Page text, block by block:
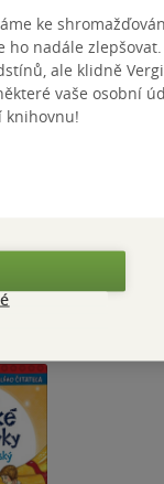
Nedostupné
Janek
Hrajeme
ke
nadále zlepšovat.
ale klidně
vaše osobní
knihovnu!